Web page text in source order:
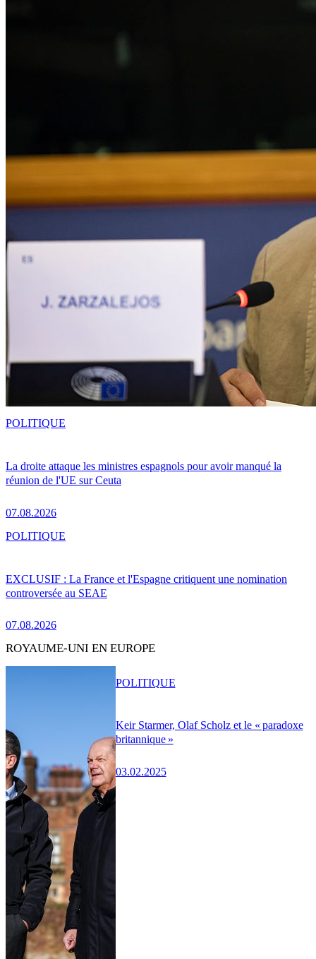
La droite attaque les ministres espagnols pour avoir manqué la
réunion de l'UE sur Ceuta
07.08.2026
POLITIQUE
EXCLUSIF : La France et l'Espagne critiquent une nomination
controversée au SEAE
07.08.2026
POLITIQUE
ROYAUME-UNI EN EUROPE
Keir Starmer, Olaf Scholz et le « paradoxe
britannique »
03.02.2025
POLITIQUE